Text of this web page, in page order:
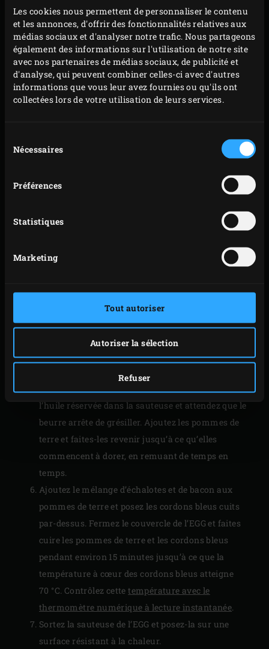
Les cookies nous permettent de personnaliser le contenu
et les annonces, d'offrir des fonctionnalités relatives aux
médias sociaux et d'analyser notre trafic. Nous partageons
également des informations sur l'utilisation de notre site
avec nos partenaires de médias sociaux, de publicité et
d'analyse, qui peuvent combiner celles-ci avec d'autres
informations que vous leur avez fournies ou qu'ils ont
collectées lors de votre utilisation de leurs services.
duNécessaires
Préférences
Statistiques
Marketing
Tout autoriser
Autoriser la sélection
Refuser
les revenir environ 3 minutes jusqu’à ce que le
dessous soit bien doré. Retournez les cordons bleus
et faites-les revenir encore 3 minutes jusqu’à ce que
ce côté soit lui aussi doré. Refermez le couvercle de
l’EGG après chaque manipulation. Pendant ce
temps, faites bouillir 1 l d’eau.
les. Enlevez la moitié de l’huile de la sauteuse et
conservez-la dans un récipient qui supporte les
suite. Versez les échalotes et le bacon dans la
échalotes soient bien dorées. Retirez les échalotes et
Versez les tranches de pommes de terre dans la
environ 3 minutes en prenant soin de toujours bien
rabattre le couvercle de l’EGG après chaque
manipulation.
Égouttez les pommes de terre avec précaution et
retirez-les de la sauteuse. Versez la cuillère à soupe
de beurre restante et les 2 cuillères à soupe de
l’huile réservée dans la sauteuse et attendez que le
beurre arrête de grésiller. Ajoutez les pommes de
terre et faites-les revenir jusqu’à ce qu’elles
commencent à dorer, en remuant de temps en
temps.
Ajoutez le mélange d’échalotes et de bacon aux
pommes de terre et posez les cordons bleus cuits
par-dessus. Fermez le couvercle de l’EGG et faites
cuire les pommes de terre et les cordons bleus
pendant environ 15 minutes jusqu’à ce que la
température à cœur des cordons bleus atteigne
70 °C. Contrôlez cettetempérature avec le
thermomètre numérique à lecture instantanée.
Sortez la sauteuse de l’EGG et posez-la sur une
surface résistant à la chaleur.